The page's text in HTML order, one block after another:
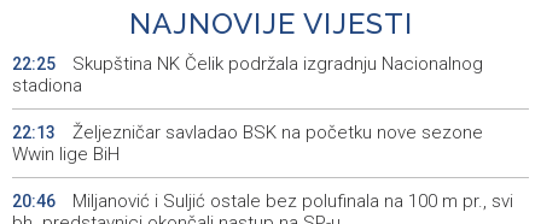
NAJNOVIJE VIJESTI
22:25
Skupština NK Čelik podržala izgradnju Nacionalnog
stadiona
22:13
Željezničar savladao BSK na početku nove sezone
Wwin lige BiH
20:46
Miljanović i Suljić ostale bez polufinala na 100 m pr., svi